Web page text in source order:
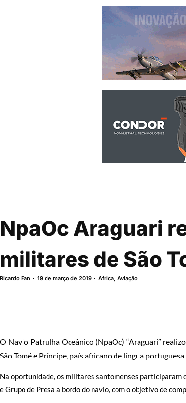
NpaOc
militares de São
Ricardo Fan 19 de março de 2019 Africa,Aviação
O Navio Patrulha Oceânico (NpaOc) “Araguari”
São Tomé e Príncipe, país africano de língua
Na oportunidade, os militares santomenses
e Grupo de Presa a bordo do navio, com o objetivo de